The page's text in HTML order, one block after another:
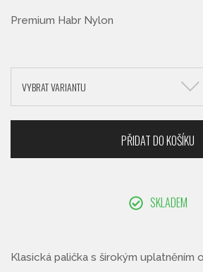
Premium Habr Nylon
VYBRAT VARIANTU
PŘIDAT DO KOŠÍKU
SKLADEM
Klasická palička s širokým uplatněním